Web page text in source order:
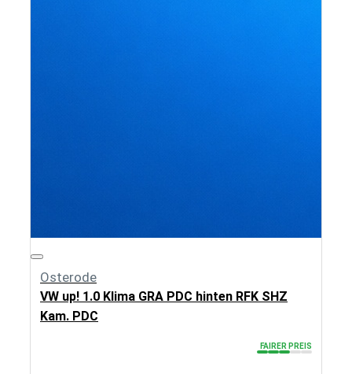
Osterode
VW up! 1.0 Klima GRA PDC hinten RFK SHZ
Kam. PDC
FAIRER PREIS